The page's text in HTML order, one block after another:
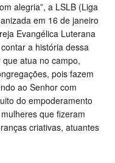
alegria”, a LSLB (Liga
em 16 de janeiro
Evangélica Luterana
a história dessa
atua no campo,
pois fazem
ao Senhor com
do empoderamento
que fizeram
criativas, atuantes